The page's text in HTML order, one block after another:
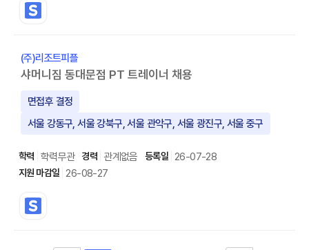
(주)리조트피플
샤머니짐 동대문점 PT 트레이너 채용
면접후 결정
서울 강동구, 서울 강북구, 서울 관악구, 서울 광진구, 서울 중구
학력무관 관계없음
26-07-28
26-08-27